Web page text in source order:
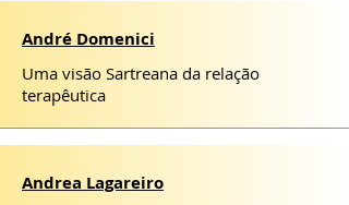
André Domenici
Uma visão Sartreana da relação
terapêutica
Andrea Lagareiro